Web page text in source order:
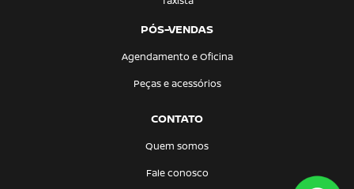
PÓS-VENDAS
Agendamento e Oficina
Peças e acessórios
CONTATO
Quem somos
Fale conosco